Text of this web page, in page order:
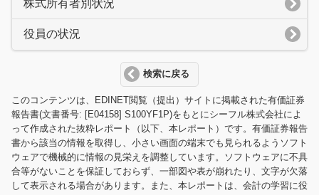
株式所有者別状況
役員の状況
検索に戻る
このコンテンツは、EDINET閲覧（提出）サイトに掲載された有価証券
報告書(文書番号: [E04158] S100YF1P)をもとにシーフル株式会社によ
って作成された抜粋レポート（以下、本レポート）です。有価証券報告
書から該当の情報を取得し、小さい画面の端末でも見られるようソフト
ウェアで機械的に情報の見栄えを調整しています。ソフトウェアに不具
合等がないことを保証しておらず、一部図や表が崩れたり、文字が欠落
して表示される場合があります。また、本レポートは、会計の学習に役